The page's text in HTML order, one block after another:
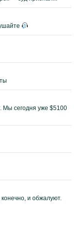
Мы сегодня уже $5100
и обжалуют.